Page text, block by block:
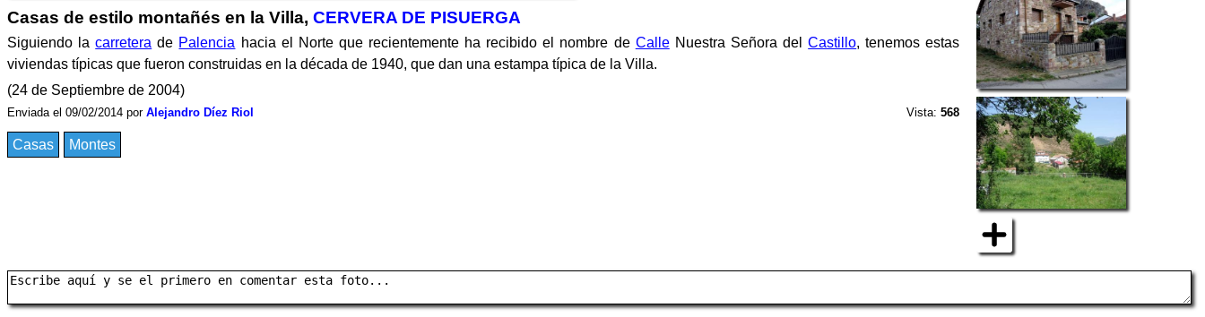
Casas de estilo montañés en la Villa, CERVERA DE PISUERGA
Siguiendo lacarretera de Palencia hacia el Norte que recientemente ha recibido el nombre de CalleNuestra Señora delCastillo, tenemos estas
viviendas típicas que fueron construidas en la década de 1940, que dan una estampa típica de la Villa.
(24 de Septiembre de 2004)
Enviada el 09/02/2014 por Alejandro Díez Riol Vista:568
Casas Montes